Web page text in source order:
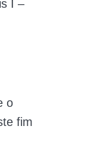
I –
o
fim